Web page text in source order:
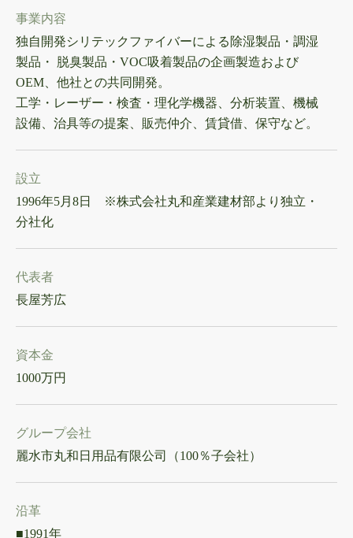
事業内容
独自開発シリテックファイバーによる除湿製品・調湿
製品・ 脱臭製品・VOC吸着製品の企画製造および
OEM、他社との共同開発。
工学・レーザー・検査・理化学機器、分析装置、機械
設備、治具等の提案、販売仲介、賃貸借、保守など。
設立
1996年5月8日 ※株式会社丸和産業建材部より独立・
分社化
代表者
長屋芳広
資本金
1000万円
グループ会社
麗水市丸和日用品有限公司（100％子会社）
沿革
■1991年